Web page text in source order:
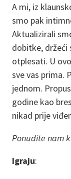
A mi, iz
smo pak
Aktualizirali
dobitke, držeći
otplesati. U
sve vas prima.
jednom.
godine kao
nikad prije
Ponudite nam
Igraju: